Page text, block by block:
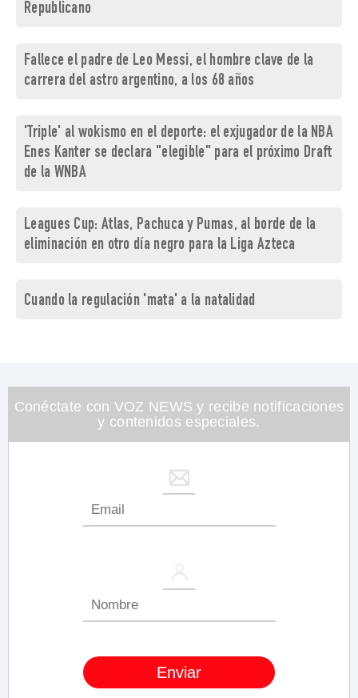
Republicano
Fallece el padre de Leo Messi, el hombre clave de la
carrera del astro argentino, a los 68 años
'Triple' al wokismo en el deporte: el exjugador de la NBA
Enes Kanter se declara "elegible" para el próximo Draft
de la WNBA
Leagues Cup: Atlas, Pachuca y Pumas, al borde de la
eliminación en otro día negro para la Liga Azteca
Cuando la regulación 'mata' a la natalidad
Conéctate con VOZ NEWS y recibe notificaciones
y contenidos especiales.